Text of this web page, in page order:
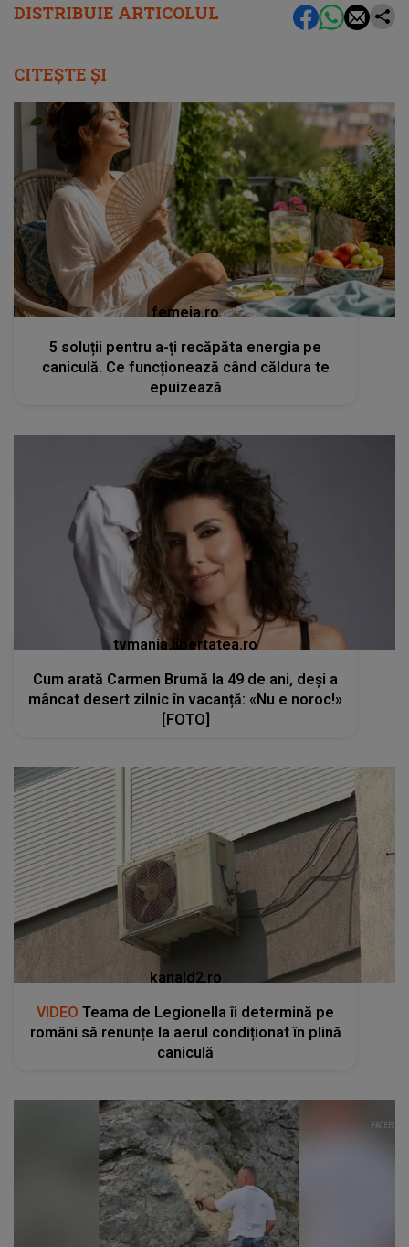
DISTRIBUIE ARTICOLUL
CITEȘTE ȘI
femeia.ro
5 soluții pentru a-ți recăpăta energia pe
caniculă. Ce funcționează când căldura te
epuizează
tvmania.libertatea.ro
Cum arată Carmen Brumă la 49 de ani, deși a
mâncat desert zilnic în vacanță: «Nu e noroc!»
[FOTO]
kanald2.ro
VIDEO Teama de Legionella îi determină pe
români să renunțe la aerul condiționat în plină
caniculă